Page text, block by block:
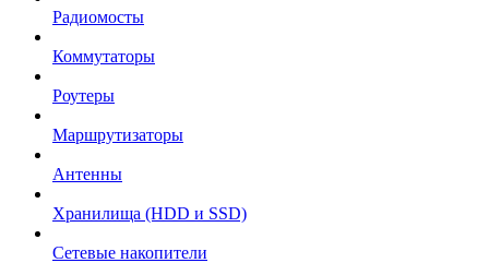
Радиомосты
Коммутаторы
Роутеры
Маршрутизаторы
Антенны
Хранилища (HDD и SSD)
Сетевые накопители